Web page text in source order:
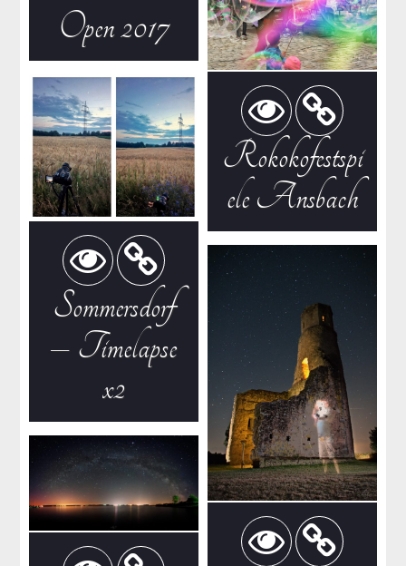
Open 2017
Rokokofestspi
ele Ansbach
Sommersdorf
– Timelapse
x2